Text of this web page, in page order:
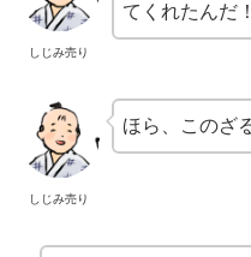
しじみ売り
てくれたんだ！
しじみ売り
ほら、このざ